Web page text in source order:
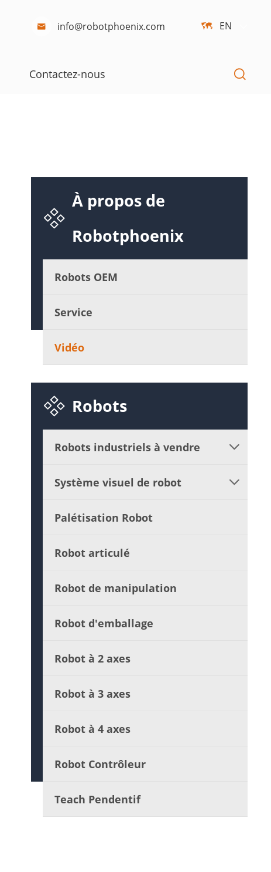
 info@robotphoenix.com  EN
Contactez-nous 

À propos de
Robotphoenix
Robots OEM
Service
Vidéo
 Robots
Robots industriels à vendre 
Système visuel de robot 
Palétisation Robot
Robot articulé
Robot de manipulation
Robot d'emballage
Robot à 2 axes
Robot à 3 axes
Robot à 4 axes
Robot Contrôleur
Teach Pendentif